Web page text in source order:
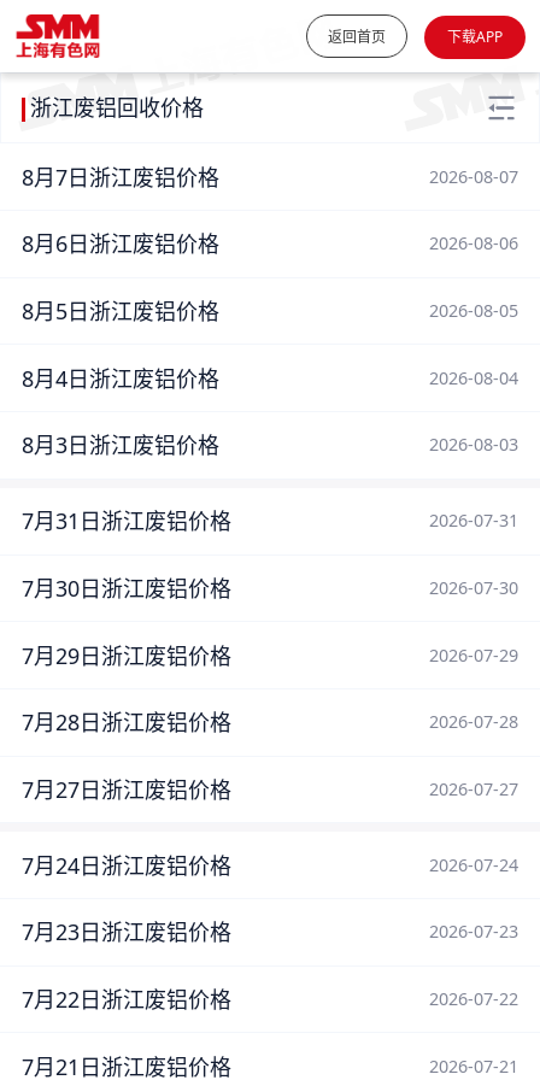
返回首页 下载APP
浙江废铝回收价格
8月7日浙江废铝价格 2026-08-07
8月6日浙江废铝价格 2026-08-06
8月5日浙江废铝价格 2026-08-05
8月4日浙江废铝价格 2026-08-04
8月3日浙江废铝价格 2026-08-03
7月31日浙江废铝价格 2026-07-31
7月30日浙江废铝价格 2026-07-30
7月29日浙江废铝价格 2026-07-29
7月28日浙江废铝价格 2026-07-28
7月27日浙江废铝价格 2026-07-27
7月24日浙江废铝价格 2026-07-24
7月23日浙江废铝价格 2026-07-23
7月22日浙江废铝价格 2026-07-22
7月21日浙江废铝价格 2026-07-21